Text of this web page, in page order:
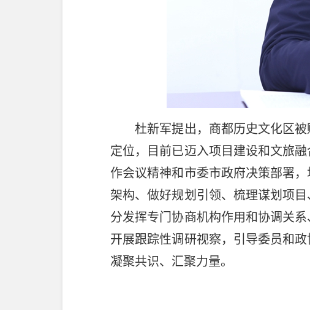
杜新军提出，商都历史文化区被
定位，目前已迈入项目建设和文旅
作会议精神和市委市政府决策部署
架构、做好规划引领、梳理谋划项
分发挥专门协商机构作用和协调关
开展跟踪性调研视察，引导委员和
凝聚共识、汇聚力量。